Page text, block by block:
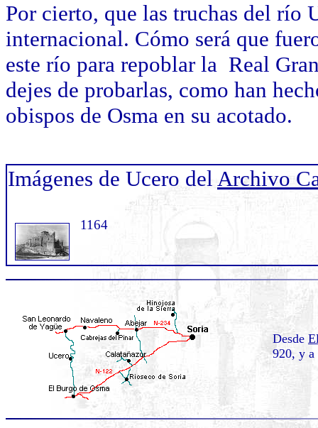
Por cierto, que las truchas del río
internacional. Cómo será que
este río para repoblar la Real
dejes de probarlas, como han
obispos de Osma en su acotado.
Imágenes de Ucero del Archivo
1164
Desde
920, y a